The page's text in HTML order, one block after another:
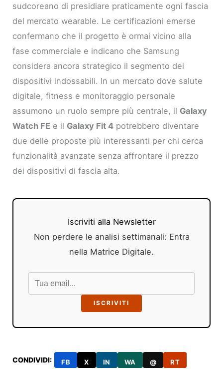
sudcoreano di presidiare praticamente ogni fascia
del mercato wearable. Le certificazioni emerse
confermano che il progetto è ormai vicino alla
fase commerciale e indicano che Samsung
considera ancora strategico il segmento dei
dispositivi indossabili. In un mercato dove salute
digitale, fitness e monitoraggio personale
assumono un ruolo sempre più centrale, il Galaxy
Watch FE e il Galaxy Fit 4 potrebbero diventare
due delle proposte più interessanti per chi cerca
funzionalità avanzate senza affrontare il prezzo
dei dispositivi di fascia alta.
Iscriviti alla Newsletter
Non perdere le analisi settimanali: Entra
nella Matrice Digitale.
ISCRIVITI
CONDIVIDI: FB X IN WA @ RT